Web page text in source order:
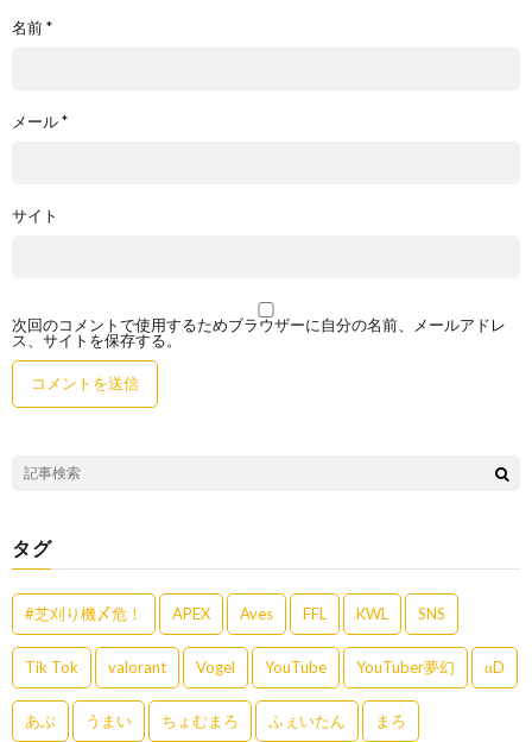
名前*
メール*
サイト
次回のコメントで使用するためブラウザーに自分の名前、メールアドレ
ス、サイトを保存する。
タグ
#芝刈り機〆危！ APEX Aves FFL KWL SNS
Tik Tok valorant Vogel YouTube YouTuber夢幻 αD
あぶ うまい ちょむまろ ふぇいたん まろ